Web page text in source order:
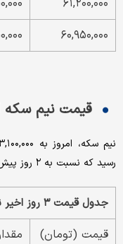
۶۰,۹۵۰,۰۰۰
قیمت نیم سکه
رسید که نسبت به ۲ روز پیش، کاهش ۱.۰۶ درصدی داشته است.
جدول قیمت ۳ روز اخیر نیم سکه
قیمت (تومان)